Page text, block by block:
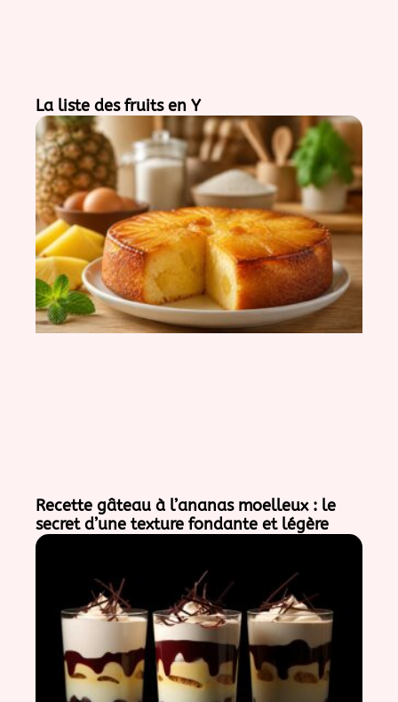
La liste des fruits en Y
Recette gâteau à l’ananas moelleux : le
secret d’une texture fondante et légère